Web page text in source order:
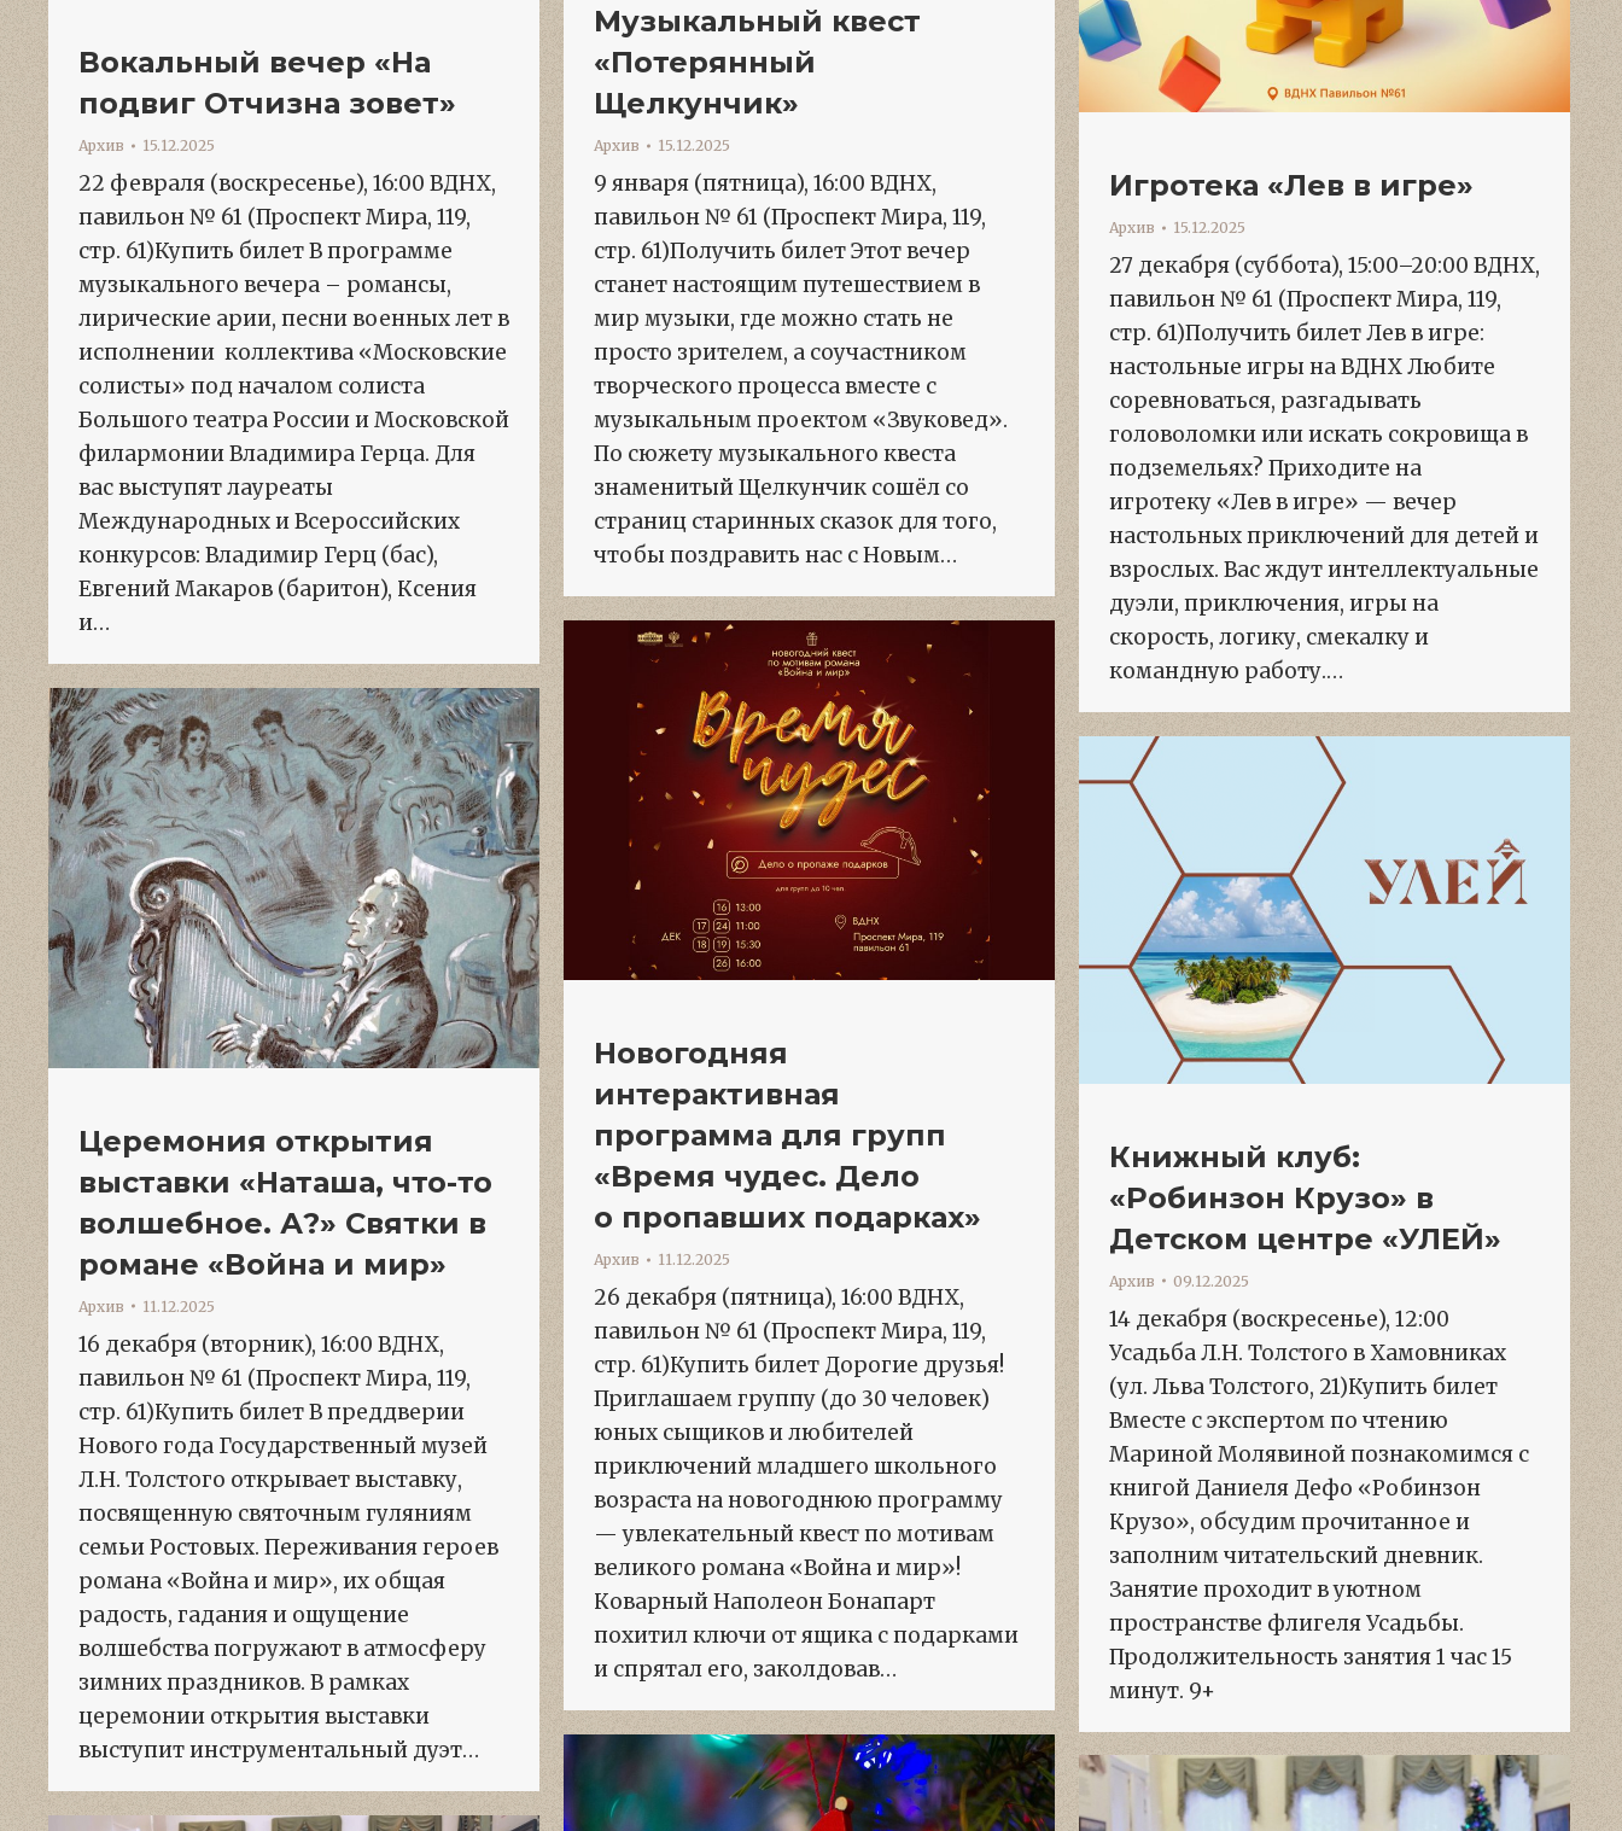
Вокальный вечер «На
подвиг Отчизна зовет»
Архив 15.12.2025
22 февраля (воскресенье), 16:00 ВДНХ,
павильон № 61 (Проспект Мира, 119,
стр. 61)Купить билет В программе
музыкального вечера – романсы,
лирические арии, песни военных лет в
исполнении коллектива «Московские
солисты» под началом солиста
Большого театра России и Московской
филармонии Владимира Герца. Для
вас выступят лауреаты
Международных и Всероссийских
конкурсов: Владимир Герц (бас),
Евгений Макаров (баритон), Ксения
и…
Музыкальный квест
«Потерянный
Щелкунчик»
Архив 15.12.2025
9 января (пятница), 16:00 ВДНХ,
павильон № 61 (Проспект Мира, 119,
стр. 61)Получить билет Этот вечер
станет настоящим путешествием в
мир музыки, где можно стать не
просто зрителем, а соучастником
творческого процесса вместе с
музыкальным проектом «Звуковед».
По сюжету музыкального квеста
знаменитый Щелкунчик сошёл со
страниц старинных сказок для того,
чтобы поздравить нас с Новым…
Игротека «Лев в игре»
Архив 15.12.2025
27 декабря (суббота), 15:00–20:00 ВДНХ,
павильон № 61 (Проспект Мира, 119,
стр. 61)Получить билет Лев в игре:
настольные игры на ВДНХ Любите
соревноваться, разгадывать
головоломки или искать сокровища в
подземельях? Приходите на
игротеку «Лев в игре» — вечер
настольных приключений для детей и
взрослых. Вас ждут интеллектуальные
дуэли, приключения, игры на
скорость, логику, смекалку и
командную работу.…
Новогодняя
интерактивная
программа для групп
«Время чудес. Дело
о пропавших подарках»
Архив 11.12.2025
26 декабря (пятница), 16:00 ВДНХ,
павильон № 61 (Проспект Мира, 119,
стр. 61)Купить билет Дорогие друзья!
Приглашаем группу (до 30 человек)
юных сыщиков и любителей
приключений младшего школьного
возраста на новогоднюю программу
— увлекательный квест по мотивам
великого романа «Война и мир»!
Коварный Наполеон Бонапарт
похитил ключи от ящика с подарками
и спрятал его, заколдовав…
Церемония открытия
выставки «Наташа, что-то
волшебное. А?» Святки в
романе «Война и мир»
Архив 11.12.2025
16 декабря (вторник), 16:00 ВДНХ,
павильон № 61 (Проспект Мира, 119,
стр. 61)Купить билет В преддверии
Нового года Государственный музей
Л.Н. Толстого открывает выставку,
посвященную святочным гуляниям
семьи Ростовых. Переживания героев
романа «Война и мир», их общая
радость, гадания и ощущение
волшебства погружают в атмосферу
зимних праздников. В рамках
церемонии открытия выставки
выступит инструментальный дуэт…
Книжный клуб:
«Робинзон Крузо» в
Детском центре «УЛЕЙ»
Архив 09.12.2025
14 декабря (воскресенье), 12:00
Усадьба Л.Н. Толстого в Хамовниках
(ул. Льва Толстого, 21)Купить билет
Вместе с экспертом по чтению
Мариной Молявиной познакомимся с
книгой Даниеля Дефо «Робинзон
Крузо», обсудим прочитанное и
заполним читательский дневник.
Занятие проходит в уютном
пространстве флигеля Усадьбы.
Продолжительность занятия 1 час 15
минут. 9+